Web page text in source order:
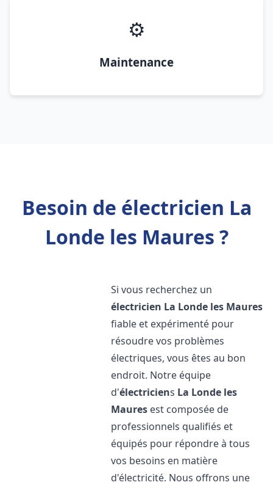
⚙️
Maintenance
Besoin de électricien La
Londe les Maures ?
Si vous recherchez un
électricien La Londe les Maures
fiable et expérimenté pour
résoudre vos problèmes
électriques, vous êtes au bon
endroit. Notre équipe
d'électriciens La Londe les
Maures est composée de
professionnels qualifiés et
équipés pour répondre à tous
vos besoins en matière
d'électricité. Nous offrons une